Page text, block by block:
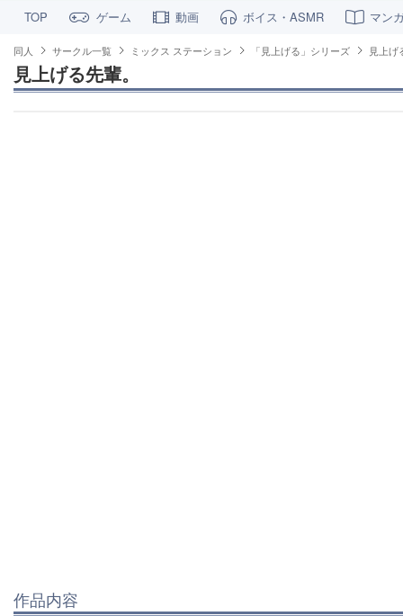
TOP ゲーム 動画 ボイス・ASMR マン
同人 サークル一覧 ミックス ステーション 「見上げる」シリーズ 見上げ
見上げる先輩。
作品内容